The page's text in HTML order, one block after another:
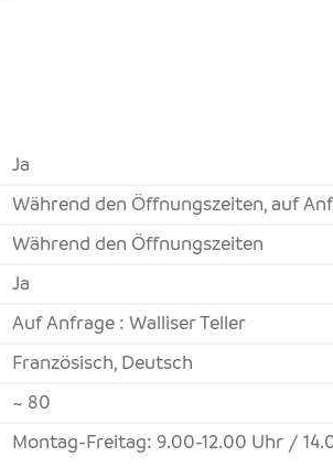
Ja
Während den Öffnungszeiten, auf
Während den Öffnungszeiten
Ja
Auf Anfrage : Walliser Teller
Französisch, Deutsch
~ 80
Montag-Freitag: 9.00-12.00 Uhr /